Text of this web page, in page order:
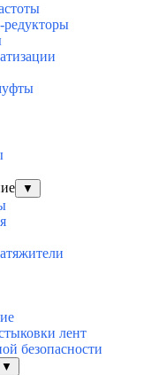
▼
лент
безопасности
▼